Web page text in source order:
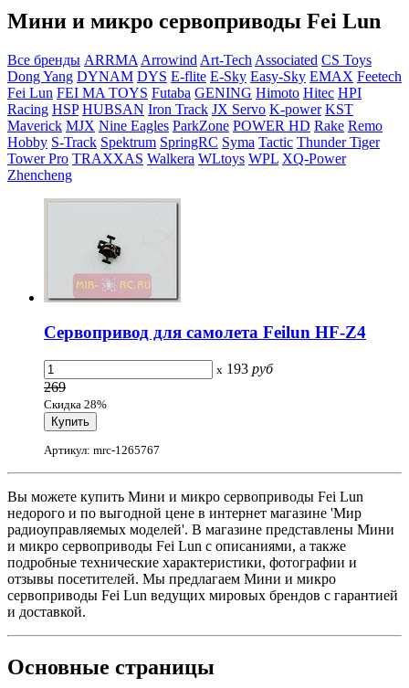
Мини и микро сервоприводы Fei Lun
Все бренды ARRMA Arrowind Art-Tech Associated CS Toys
Dong Yang DYNAM DYS E-flite E-Sky Easy-Sky EMAX Feetech
Fei Lun FEI MA TOYS Futaba GENING Himoto Hitec HPI
Racing HSP HUBSAN Iron Track JX Servo K-power KST
Maverick MJX Nine Eagles ParkZone POWER HD Rake Remo
Hobby S-Track Spektrum SpringRC Syma Tactic Thunder Tiger
Tower Pro TRAXXAS Walkera WLtoys WPL XQ-Power
Zhencheng
Сервопривод для самолета Feilun HF-Z4
x 193 руб
269
Скидка 28%
Артикул: mrc-1265767
Вы можете купить Мини и микро сервоприводы Fei Lun
недорого и по выгодной цене в интернет магазине 'Мир
радиоуправляемых моделей'. В магазине представлены Мини
и микро сервоприводы Fei Lun с описаниями, а также
подробные технические характеристики, фотографии и
отзывы посетителей. Мы предлагаем Мини и микро
сервоприводы Fei Lun ведущих мировых брендов с гарантией
и доставкой.
Основные страницы